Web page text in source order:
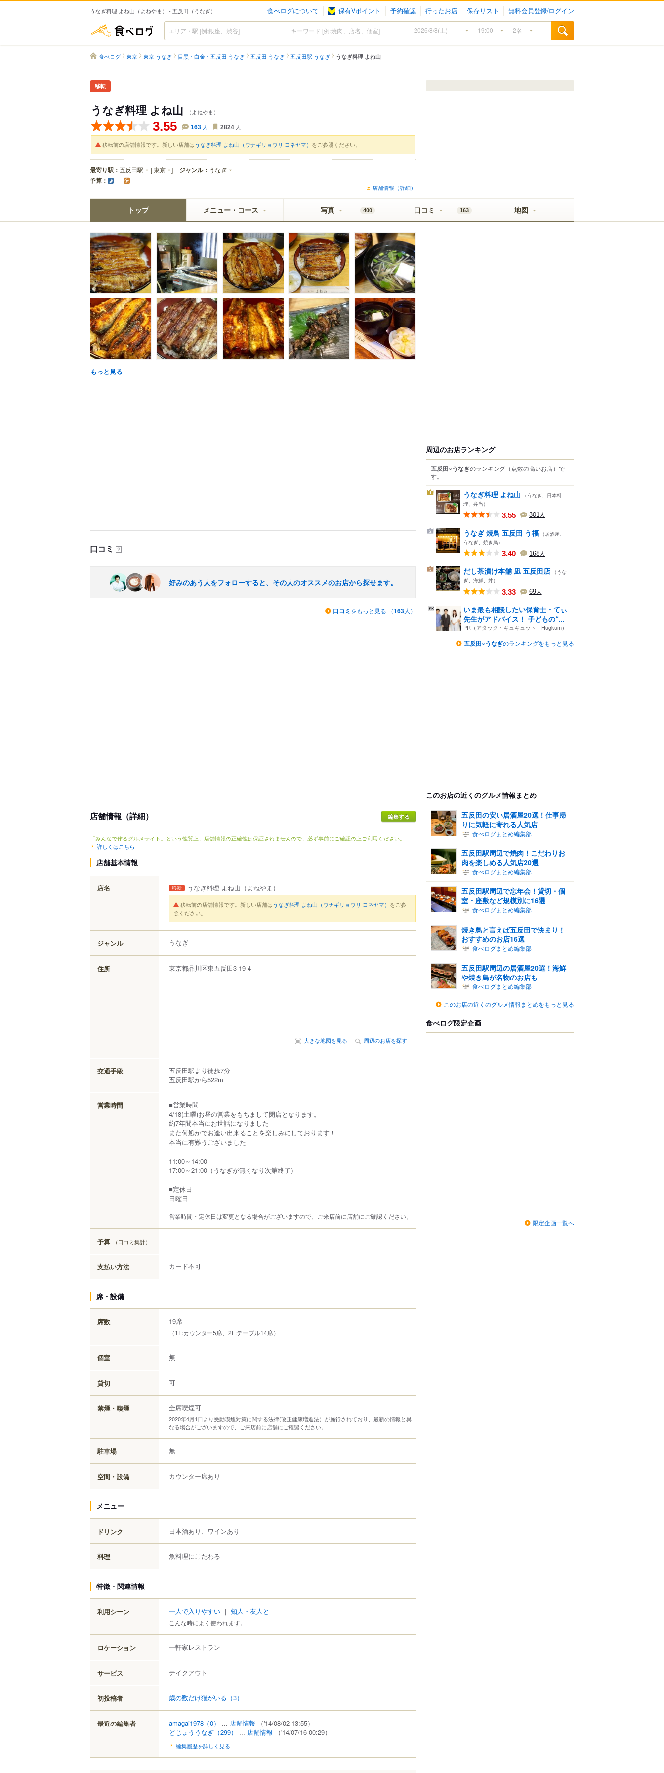
うなぎ料理 よね山（よねやま） - 五反田（うなぎ） 食べログについて 保有Vポイント 予約確認 行ったお店 保存リスト 無料会員登録/ログイン
食べログ
食べログ 東京 東京 うなぎ 目黒・白金・五反田 うなぎ 五反田 うなぎ 五反田駅 うなぎ うなぎ料理 よね山
移転
うなぎ料理 よね山 （よねやま）
3.55 163 人 2824 人
移転前の店舗情報です。新しい店舗はうなぎ料理 よね山（ウナギリョウリ ヨネヤマ） をご参照ください。
最寄り駅： 五反田駅 [東京 ] ジャンル： うなぎ
予算： - -
店舗情報（詳細）
トップ メニュー・コース 写真 400 口コミ 163 地図
もっと見る
口コミ ？
好みのあう人をフォローすると、その人のオススメのお店から探せます。
口コミ をもっと見る （163人）
店舗情報（詳細）
「みんなで作るグルメサイト」という性質上、店舗情報の正確性は保証されませんので、必ず事前にご確認の上ご利用ください。
詳しくはこちら
店舗基本情報
店名 移転 うなぎ料理 よね山 （よねやま）
移転前の店舗情報です。新しい店舗はうなぎ料理 よね山（ウナギリョウリ ヨネヤマ） をご参
照ください。
ジャンル うなぎ
住所 東京都品川区東五反田3-19-4
大きな地図を見る 周辺のお店を探す
交通手段
五反田駅より徒歩7分
五反田駅から522m
営業時間
■営業時間
4/18(土曜)お昼の営業をもちまして閉店となります。
約7年間本当にお世話になりました
また何処かでお逢い出来ることを楽しみにしております！
本当に有難うございました
11:00～14:00
17:00～21:00（うなぎが無くなり次第終了）
■定休日
日曜日
営業時間・定休日は変更となる場合がございますので、ご来店前に店舗にご確認ください。
予算 （口コミ集計）
支払い方法 カード不可
席・設備
席数 19席
（1F:カウンター5席、2F:テーブル14席）
個室 無
貸切 可
禁煙・喫煙 全席喫煙可
2020年4月1日より受動喫煙対策に関する法律(改正健康増進法）が施行されており、最新の情報と異
なる場合がございますので、ご来店前に店舗にご確認ください。
駐車場 無
空間・設備 カウンター席あり
メニュー
ドリンク 日本酒あり、ワインあり
料理 魚料理にこだわる
特徴・関連情報
利用シーン 一人で入りやすい ｜ 知人・友人と
こんな時によく使われます。
ロケーション 一軒家レストラン
サービス テイクアウト
初投稿者 歳の数だけ猫がいる （3）
最近の編集者 amagai1978 （0） ... 店舗情報
（'14/08/02 13:55）
どじょううなぎ （299） ... 店舗情報 （'14/07/16 00:29）
編集履歴を詳しく見る
周辺のお店ランキング
五反田×うなぎのランキング （点数の高いお店） で
す。
1 うなぎ料理 よね山
（うなぎ、日本料
理、弁当）
3.55 301人
2 うなぎ 焼鳥 五反田 う福 （居酒屋、
うなぎ、焼き鳥）
3.40 168人
3 だし茶漬け本舗 凪 五反田店 （うな
ぎ、海鮮、丼）
3.33 69人
いま最も相談したい保育士・てぃ
先生がアドバイス！ 子どもの“...
PR（アタック・キュキュット｜Hugkum）
五反田×うなぎのランキングをもっと見る
このお店の近くのグルメ情報まとめ
五反田の安い居酒屋20選！仕事帰
りに気軽に寄れる人気店
食べログまとめ編集部
五反田駅周辺で焼肉！こだわりお
肉を楽しめる人気店20選
食べログまとめ編集部
五反田駅周辺で忘年会！貸切・個
室・座敷など規模別に16選
食べログまとめ編集部
焼き鳥と言えば五反田で決まり！
おすすめのお店16選
食べログまとめ編集部
五反田駅周辺の居酒屋20選！海鮮
や焼き鳥が名物のお店も
食べログまとめ編集部
このお店の近くのグルメ情報まとめをもっと見る
食べログ限定企画
限定企画一覧へ